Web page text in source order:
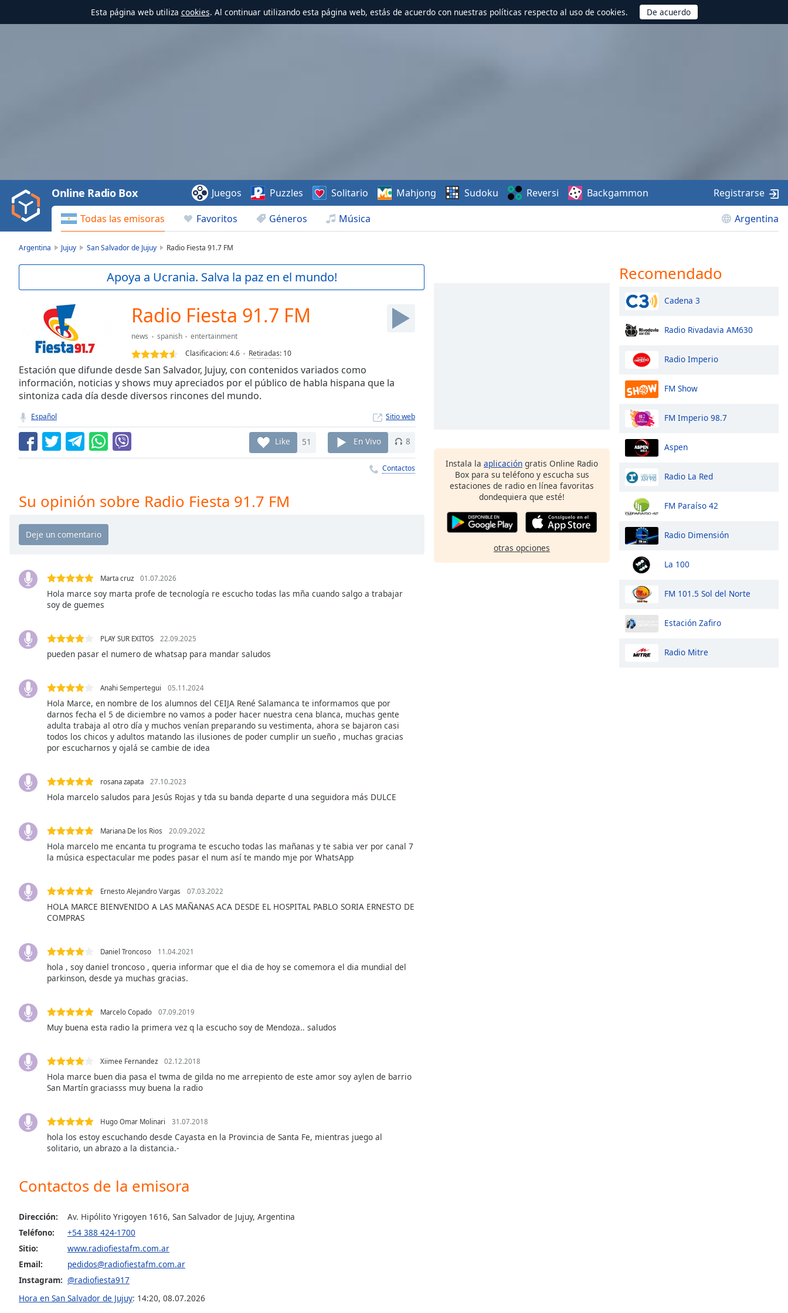
Esta página web utiliza cookies. Al continuar utilizando esta página web, estás de acuerdo con nuestras políticas respecto al uso de cookies.
Video
Play
Backward
Skip
Current
TypeLIVE
Seek to
live,
currently
LIVE
Remaining
Playback
Rate
Chapters
Descriptions
descriptions
Subtitles
settings
opens
subtitles
settings
dialog
subtitles
Audio
Picture-
in-
Picture
Beginning
cancel
window.
Color
Opacity
Caption
Background
Todas las emisoras Favoritos Géneros Música Argentina
Online Radio Box Juegos Puzzles Solitario Mahjong Sudoku Reversi Backgammon Registrarse
Argentina Jujuy San Salvador de Jujuy Radio Fiesta 91.7 FM
Apoya a Ucrania. Salva la paz en el mundo!
Radio Fiesta 91.7 FM
news spanish
entertainment
Clasificacion:4.6 Retiradas: 10
Estación que difunde desde San Salvador, Jujuy, con contenidos variados como
información, noticias y shows muy apreciados por el público de habla hispana que la
sintoniza cada día desde diversos rincones del mundo.
Español Sitio web
Like 51 En Vivo 8
Contactos
Su opinión sobre Radio Fiesta 91.7 FM
Marta cruz 01.07.2026
Hola marce soy marta profe de tecnología re escucho todas las mña cuando salgo a trabajar
soy de guemes
PLAY SUR EXITOS 22.09.2025
pueden pasar el numero de whatsap para mandar saludos
Anahi Sempertegui 05.11.2024
Hola Marce, en nombre de los alumnos del CEIJA René Salamanca te informamos que por
darnos fecha el 5 de diciembre no vamos a poder hacer nuestra cena blanca, muchas gente
adulta trabaja al otro día y muchos venían preparando su vestimenta, ahora se bajaron casi
todos los chicos y adultos matando las ilusiones de poder cumplir un sueño , muchas gracias
por escucharnos y ojalá se cambie de idea
rosana zapata 27.10.2023
Hola marcelo saludos para Jesús Rojas y tda su banda departe d una seguidora más DULCE
Mariana De los Rios 20.09.2022
Hola marcelo me encanta tu programa te escucho todas las mañanas y te sabia ver por canal 7
la música espectacular me podes pasar el num así te mando mje por WhatsApp
Ernesto Alejandro Vargas 07.03.2022
HOLA MARCE BIENVENIDO A LAS MAÑANAS ACA DESDE EL HOSPITAL PABLO SORIA ERNESTO DE
COMPRAS
Daniel Troncoso 11.04.2021
hola , soy daniel troncoso , queria informar que el dia de hoy se comemora el dia mundial del
parkinson, desde ya muchas gracias.
Marcelo Copado 07.09.2019
Muy buena esta radio la primera vez q la escucho soy de Mendoza.. saludos
Xiimee Fernandez 02.12.2018
Hola marce buen dia pasa el twma de gilda no me arrepiento de este amor soy aylen de barrio
San Martín graciasss muy buena la radio
Hugo Omar Molinari 31.07.2018
hola los estoy escuchando desde Cayasta en la Provincia de Santa Fe, mientras juego al
solitario, un abrazo a la distancia.-
Contactos de la emisora
Dirección:
Av. Hipólito Yrigoyen 1616, San Salvador de Jujuy, Argentina
Teléfono:
+54 388 424-1700
Sitio:
www.radiofiestafm.com.ar
Email:
pedidos@radiofiestafm.com.ar
Instagram: @radiofiesta917
Hora en San Salvador de Jujuy: 14:20, 08.07.2026
Instala la aplicación gratis Online Radio
Box para su teléfono y escucha sus
estaciones de radio en línea favoritas
dondequiera que esté!
otras opciones
Recomendado
Cadena 3
Radio Rivadavia AM630
Radio Imperio
FM Show
FM Imperio 98.7
Aspen
Radio La Red
FM Paraíso 42
Radio Dimensión
La 100
FM 101.5 Sol del Norte
Estación Zafiro
Radio Mitre